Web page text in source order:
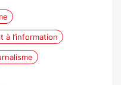
à l’information